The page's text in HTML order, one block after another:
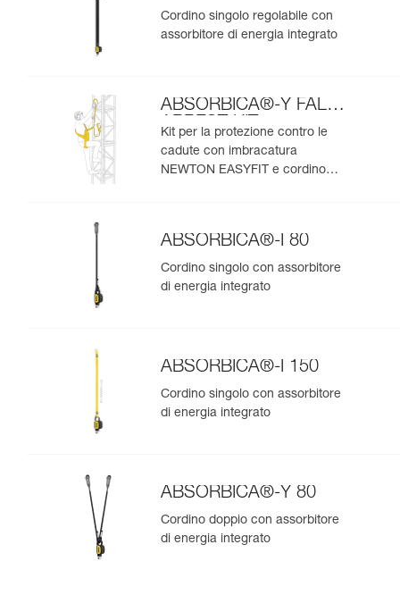
Cordino singolo regolabile con
assorbitore di energia integrato
ABSORBICA®-Y FALL
ARREST KIT
Kit per la protezione contro le
cadute con imbracatura
NEWTON EASYFIT e cordino
ABSORBICA®-I 80
Cordino singolo con assorbitore
di energia integrato
ABSORBICA®-I 150
Cordino singolo con assorbitore
di energia integrato
ABSORBICA®-Y 80
Cordino doppio con assorbitore
di energia integrato